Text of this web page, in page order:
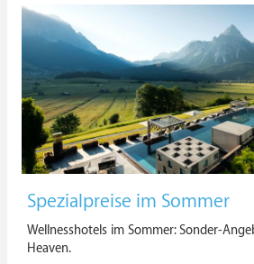
Spezialpreise im Sommer
Wellnesshotels im Sommer: Sonder-
Heaven.